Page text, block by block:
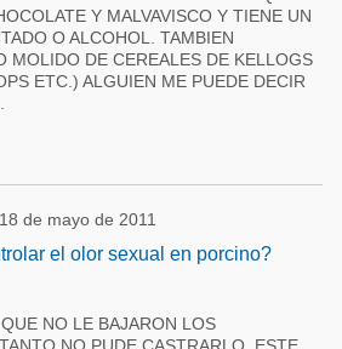
Y MALVAVISCO Y TIENE UN
O ALCOHOL. TAMBIEN
MOLIDO DE CEREALES DE KELLOGS
ETC.) ALGUIEN ME PUEDE DECIR
de mayo de 2011
el olor sexual en porcino?
NO LE BAJARON LOS